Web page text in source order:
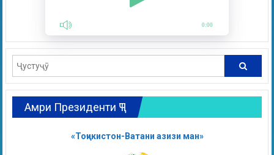
0:00
Амри Президенти ҶТ
«Тоҷикистон-Ватани азизи ман»